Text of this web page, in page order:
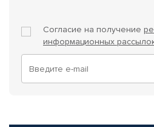
Согласие на получение
информационных